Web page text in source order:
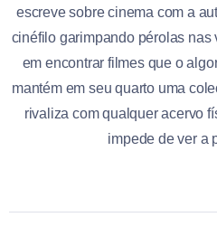
escreve sobre cinema com a
cinéfilo garimpando pérolas
em encontrar filmes que o
mantém em seu quarto uma
rivaliza com qualquer acervo
impede de ver a